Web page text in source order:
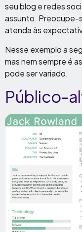
seu blog e redes
assunto. Preocupe-
atenda às
Nesse exemplo a
mas nem sempre é
pode ser variado.
Público-